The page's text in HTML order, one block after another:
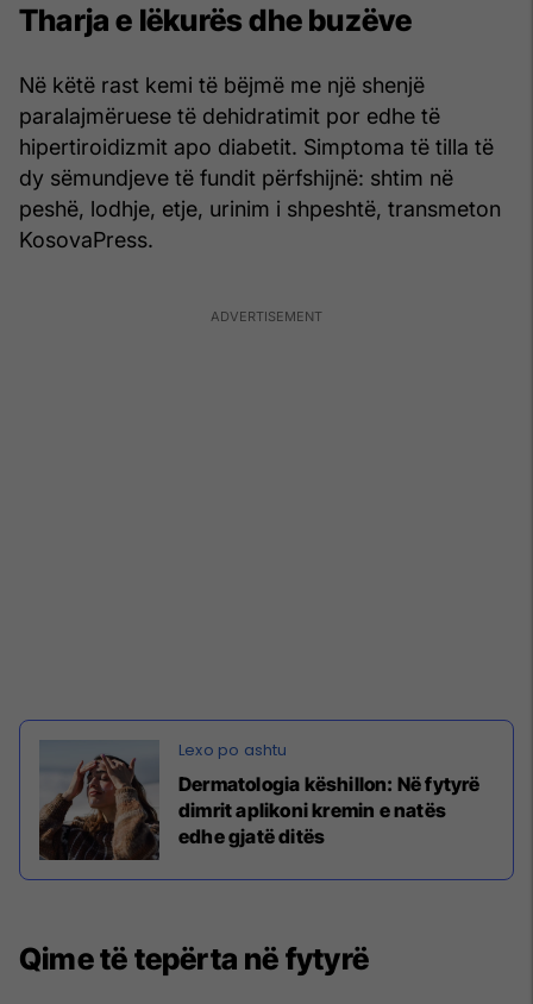
Tharja e lëkurës dhe buzëve
Në këtë rast kemi të bëjmë me një shenjë
paralajmëruese të dehidratimit por edhe të
hipertiroidizmit apo diabetit. Simptoma të tilla të
dy sëmundjeve të fundit përfshijnë: shtim në
peshë, lodhje, etje, urinim i shpeshtë, transmeton
KosovaPress.
Dermatologia këshillon: Në fytyrë
dimrit aplikoni kremin e natës
edhe gjatë ditës
Qime të tepërta në fytyrë